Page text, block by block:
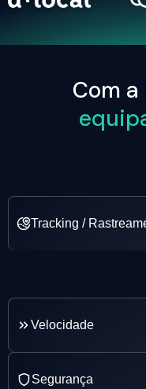
Com a
Tracking /
Velocidade
Segurança